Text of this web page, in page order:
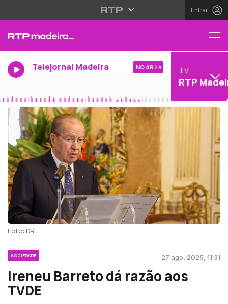
Entrar
Telejornal Madeira NO AR TV
RTP
Foto: DR
SOCIEDADE 27 ago, 2025, 11:31
Ireneu Barreto dá razão aos
TVDE